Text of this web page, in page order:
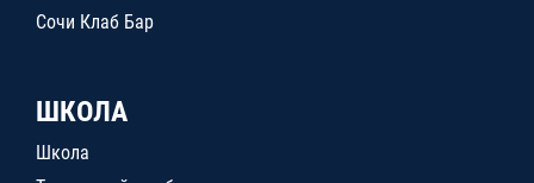
Сочи Клаб Бар
ШКОЛА
Школа